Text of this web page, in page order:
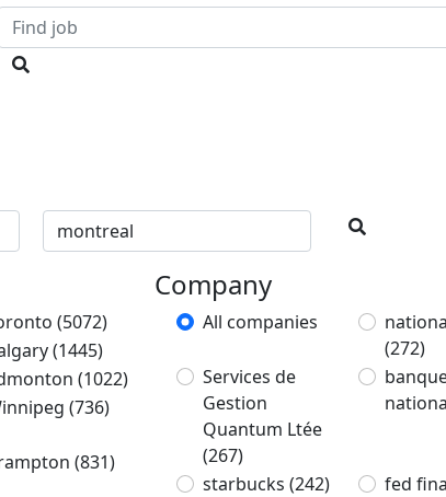
(5072)
(1445)
(1022)
(736)
(831)
Company
All companies
(272)
Services de
Gestion
Quantum Ltée
(267)
starbucks (242) fed